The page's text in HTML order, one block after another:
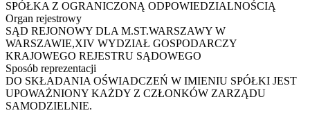
SPÓŁKA Z OGRANICZONĄ ODPOWIEDZIALNOŚCIĄ
Organ rejestrowy
SĄD REJONOWY DLA M.ST.WARSZAWY W
WARSZAWIE,XIV WYDZIAŁ GOSPODARCZY
KRAJOWEGO REJESTRU SĄDOWEGO
Sposób reprezentacji
DO SKŁADANIA OŚWIADCZEŃ W IMIENIU SPÓŁKI JEST
UPOWAŻNIONY KAŻDY Z CZŁONKÓW ZARZĄDU
SAMODZIELNIE.